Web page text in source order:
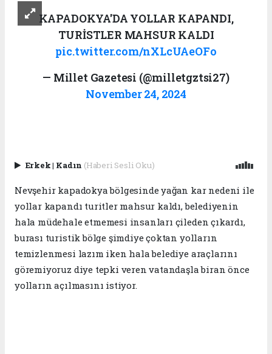
KAPADOKYA'DA YOLLAR KAPANDI,
TURİSTLER MAHSUR KALDI
pic.twitter.com/nXLcUAeOFo
— Millet Gazetesi (@milletgztsi27)
November 24, 2024
Erkek| Kadın (Haberi Sesli Oku)
Nevşehir kapadokya bölgesinde yağan kar nedeni ile
yollar kapandı turitler mahsur kaldı, belediyenin
hala müdehale etmemesi insanları çileden çıkardı,
burası turistik bölge şimdiye çoktan yolların
temizlenmesi lazım iken hala belediye araçlarını
göremiyoruz diye tepki veren vatandaşla biran önce
yolların açılmasını istiyor.